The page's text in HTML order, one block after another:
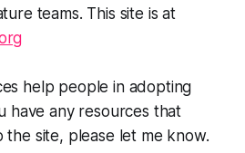
teams. This site is at
help people in adopting
have any resources that
site, please let me know.